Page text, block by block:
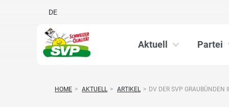
DE
Aktuell Partei
HOME > AKTUELL > ARTIKEL > DV DER SVP